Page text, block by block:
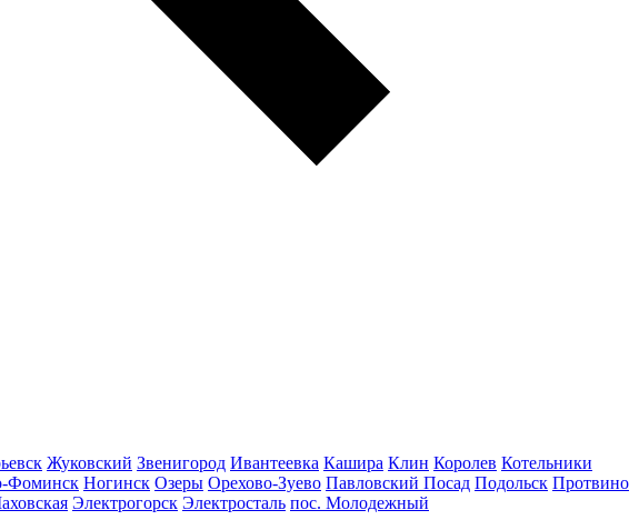
Жуковский Звенигород Ивантеевка Кашира Клин Королев Котельники
Фоминск Ногинск Озеры Орехово-Зуево Павловский Посад Подольск Протвино
Электрогорск Электросталь пос. Молодежный